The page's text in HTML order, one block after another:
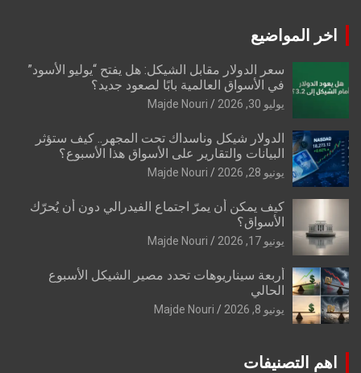
اخر المواضيع
سعر الدولار مقابل الشيكل: هل يفتح “يوليو الأسود”
في الأسواق العالمية بابًا لصعود جديد؟
يوليو 30, 2026 Majde Nouri
الدولار شيكل وناسداك تحت المجهر.. كيف ستؤثر
البيانات والتقارير على الأسواق هذا الأسبوع؟
يونيو 28, 2026 Majde Nouri
كيف يمكن أن يمرّ اجتماع الفيدرالي دون أن يُحرّك
الأسواق؟
يونيو 17, 2026 Majde Nouri
أربعة سيناريوهات تحدد مصير الشيكل الأسبوع
الحالي
يونيو 8, 2026 Majde Nouri
اهم التصنيفات